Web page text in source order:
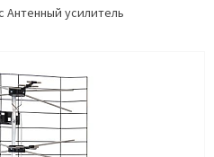
усилитель